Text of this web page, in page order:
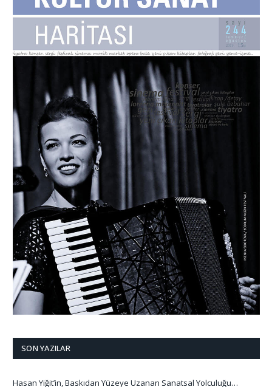
SON YAZILAR
Hasan Yiğit’in, Baskıdan Yüzeye Uzanan Sanatsal Yolculuğu…